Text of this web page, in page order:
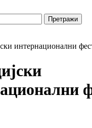
интернационални